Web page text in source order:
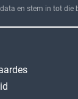
en stem in tot die